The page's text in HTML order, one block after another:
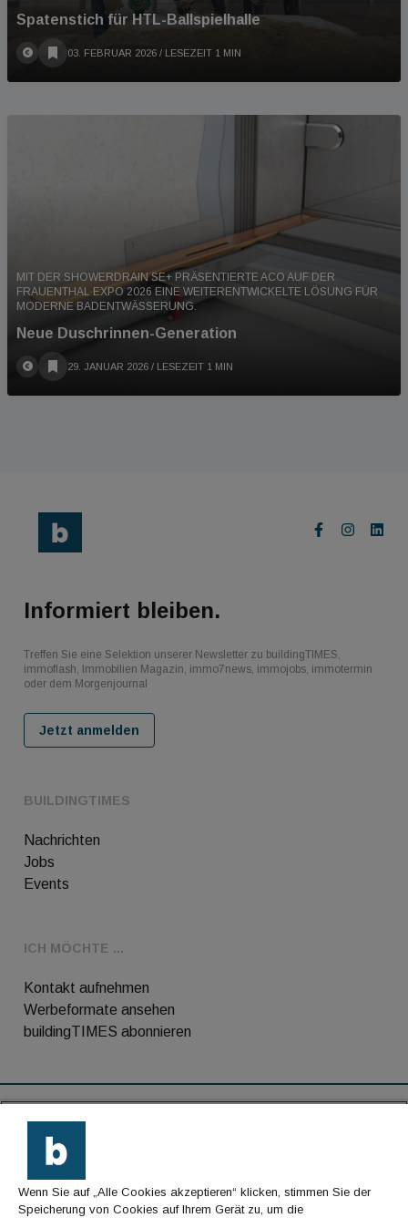
Spatenstich für HTL-Ballspielhalle
03. FEBRUAR 2026 / LESEZEIT 1 MIN
MIT DER SHOWERDRAIN SE+ PRÄSENTIERTE ACO AUF DER
FRAUENTHAL EXPO 2026 EINE WEITERENTWICKELTE LÖSUNG FÜR
MODERNE BADENTWÄSSERUNG.
Neue Duschrinnen-Generation
29. JANUAR 2026 / LESEZEIT 1 MIN
BUILDINGTIMES
Nachrichten
Jobs
Events
ICH MÖCHTE ...
Kontakt aufnehmen
Werbeformate ansehen
buildingTIMES abonnieren
Informiert bleiben.
Treffen Sie eine Selektion unserer Newsletter zu buildingTIMES,
immoflash, Immobilien Magazin, immo7news, immojobs, immotermin
oder dem Morgenjournal
Jetzt anmelden
Kontakt
Impressum
Wenn Sie auf „Alle Cookies akzeptieren“ klicken, stimmen Sie der
Speicherung von Cookies auf Ihrem Gerät zu, um die